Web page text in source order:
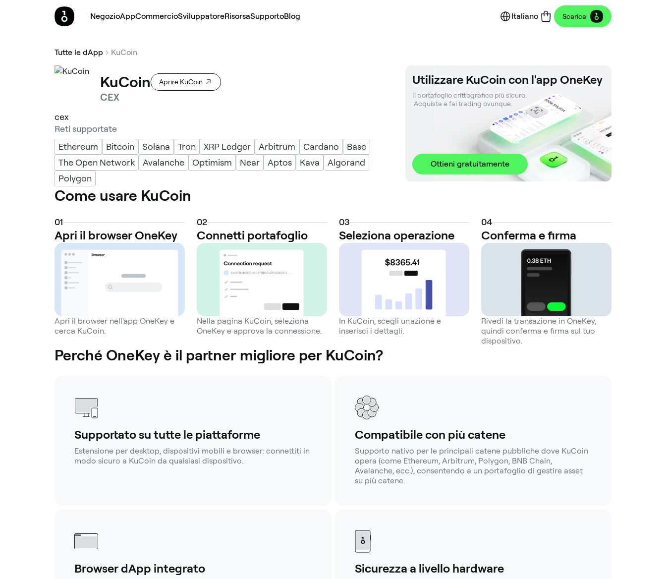
NegozioAppCommercioSviluppatoreRisorsaSupportoBlog Italiano Scarica
Tutte le dApp KuCoin
KuCoin Aprire KuCoin
CEX
cex
Reti supportate
Ethereum
Bitcoin Solana Tron XRP Ledger Arbitrum Cardano
Base
The Open Network
Avalanche Optimism Near Aptos Kava
Algorand
Polygon
Utilizzare KuCoin con l'app OneKey
Il portafoglio crittografico più sicuro.
Acquista e fai trading ovunque.
Ottieni gratuitamente
Come usare KuCoin
01
Apri il browser OneKey
Apri il browser nell'app OneKey e
cerca KuCoin.
02
Connetti portafoglio
Nella pagina KuCoin, seleziona
OneKey e approva la connessione.
03
Seleziona operazione
In KuCoin, scegli un'azione e
inserisci i dettagli.
04
Conferma e firma
Rivedi la transazione in OneKey,
quindi conferma e firma sul tuo
dispositivo.
Perché OneKey è il partner migliore per KuCoin?
Supportato su tutte le piattaforme
Estensione per desktop, dispositivi mobili e browser: connettiti in
modo sicuro a KuCoin da qualsiasi dispositivo.
Compatibile con più catene
Supporto nativo per le principali catene pubbliche dove KuCoin
opera (come Ethereum, Arbitrum, Polygon, BNB Chain,
Avalanche, ecc.), consentendo a un portafoglio di gestire asset
su più catene.
Browser dApp integrato Sicurezza a livello hardware